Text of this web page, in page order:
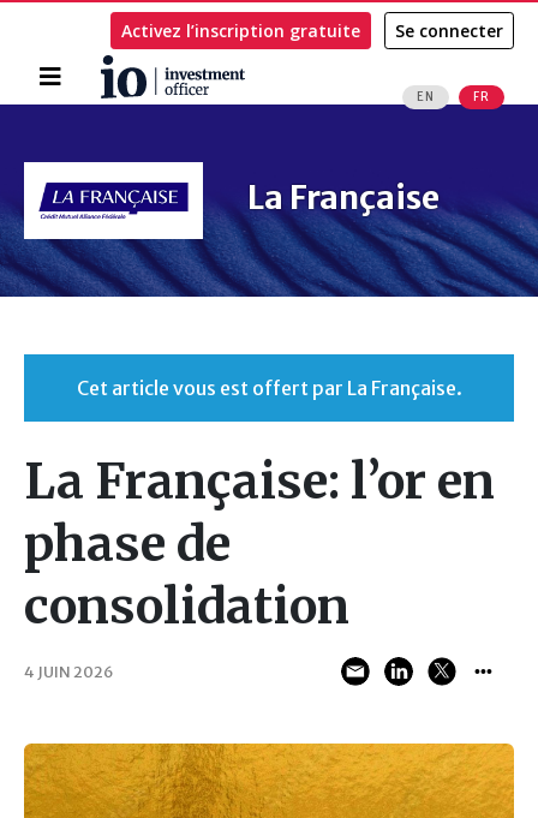
Accueil
EN FR
Activez l’inscription gratuite Se connecter
La Française
Cet article vous est offert par La Française.
La Française: l’or en
phase de
consolidation
4 JUIN 2026